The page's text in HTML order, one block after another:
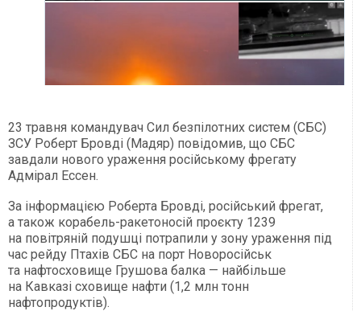
23 травня командувач Сил безпілотних систем (СБС)
ЗСУ Роберт Бровді (Мадяр) повідомив, що СБС
завдали нового ураження російському фрегату
Адмірал Ессен.
За інформацією Роберта Бровді, російський фрегат,
а також корабель-ракетоносій проєкту 1239
на повітряній подушці потрапили у зону ураження під
час рейду Птахів СБС на порт Новоросійськ
та нафтосховище Грушова балка — найбільше
на Кавказі сховище нафти (1,2 млн тонн
нафтопродуктів).